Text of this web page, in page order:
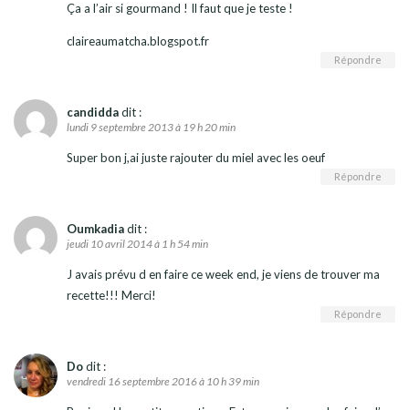
Ça a l’air si gourmand ! Il faut que je teste !
claireaumatcha.blogspot.fr
Répondre
candiddadit :
lundi 9 septembre 2013 à 19 h 20 min
Super bon j,ai juste rajouter du miel avec les oeuf
Répondre
Oumkadiadit :
jeudi 10 avril 2014 à 1 h 54 min
J avais prévu d en faire ce week end, je viens de trouver ma
recette!!! Merci!
Répondre
Dodit :
vendredi 16 septembre 2016 à 10 h 39 min